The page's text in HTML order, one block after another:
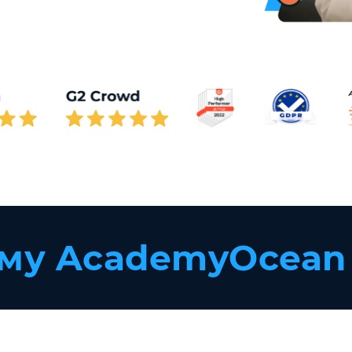
AcademyOcean